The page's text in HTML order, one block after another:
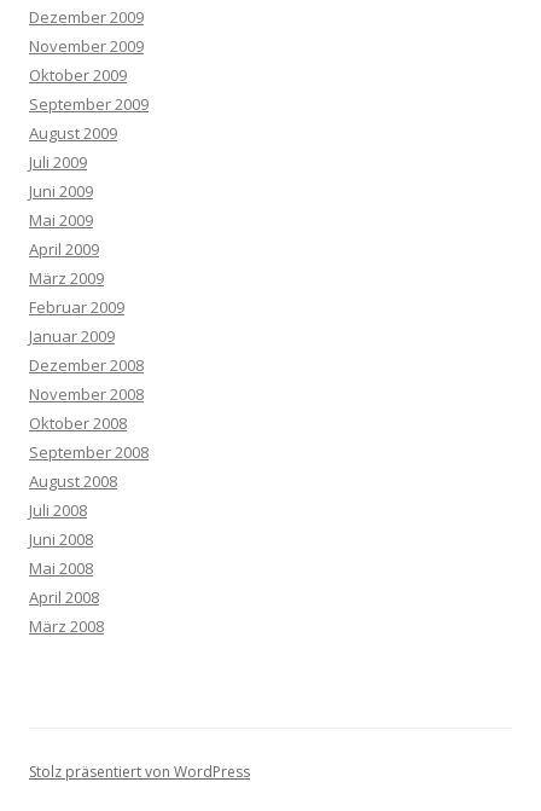
Dezember 2009
November 2009
Oktober 2009
September 2009
August 2009
Juli 2009
Juni 2009
Mai 2009
April 2009
März 2009
Februar 2009
Januar 2009
Dezember 2008
November 2008
Oktober 2008
September 2008
August 2008
Juli 2008
Juni 2008
Mai 2008
April 2008
März 2008
Stolz präsentiert von WordPress